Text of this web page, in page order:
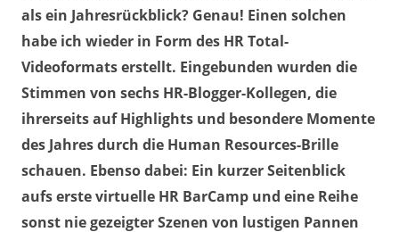
als ein Jahresrückblick? Genau! Einen solchen
habe ich wieder in Form des HR Total-
Videoformats erstellt. Eingebunden wurden die
Stimmen von sechs HR-Blogger-Kollegen, die
ihrerseits auf Highlights und besondere Momente
des Jahres durch die Human Resources-Brille
schauen. Ebenso dabei: Ein kurzer Seitenblick
aufs erste virtuelle HR BarCamp und eine Reihe
sonst nie gezeigter Szenen von lustigen Pannen